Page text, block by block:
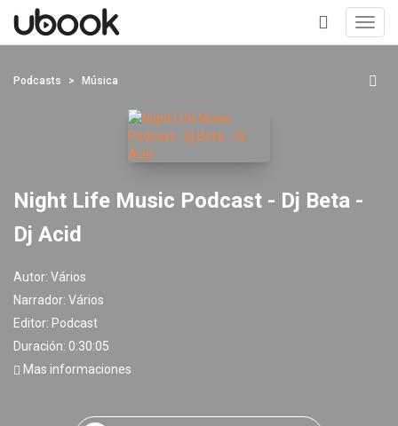
+
Podcasts Música
Night Life Music Podcast - Dj Beta -
Dj Acid
Autor: Vários
Narrador: Vários
Editor: Podcast
Duración: 0:30:05
Mas informaciones